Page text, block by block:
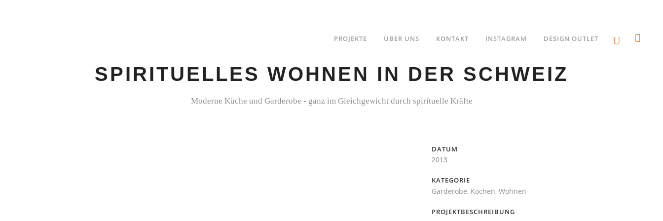
PROJEKTE ÜBER UNS KONTAKT INSTAGRAM DESIGN OUTLET
SPIRITUELLES WOHNEN IN DER SCHWEIZ
Moderne Küche und Garderobe - ganz im Gleichgewicht durch spirituelle Kräfte
DATUM
2013
KATEGORIE
Garderobe, Kochen, Wohnen
PROJEKTBESCHREIBUNG